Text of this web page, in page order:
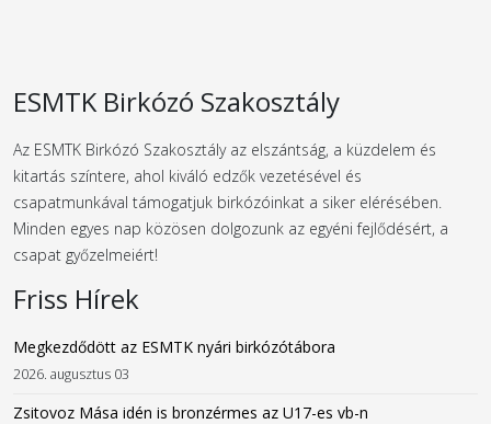
ESMTK Birkózó Szakosztály
Az ESMTK Birkózó Szakosztály az elszántság, a küzdelem és
kitartás színtere, ahol kiváló edzők vezetésével és
csapatmunkával támogatjuk birkózóinkat a siker elérésében.
Minden egyes nap közösen dolgozunk az egyéni fejlődésért, a
csapat győzelmeiért!
Friss Hírek
Megkezdődött az ESMTK nyári birkózótábora
2026. augusztus 03
Zsitovoz Mása idén is bronzérmes az U17-es vb-n